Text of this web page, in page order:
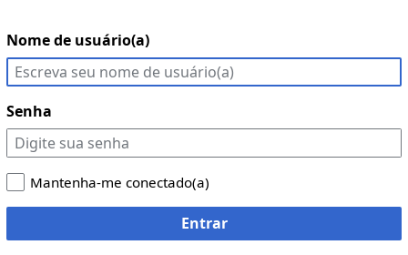
Nome de usuário(a)
Senha
Mantenha-me conectado(a)
Entrar